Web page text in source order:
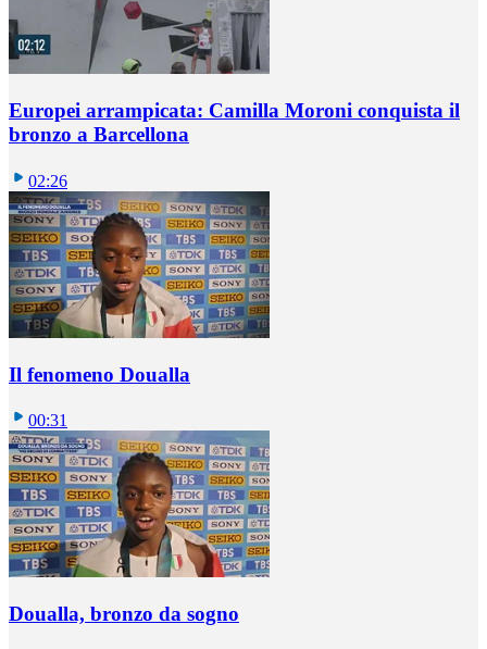
Europei arrampicata: Camilla Moroni conquista il
bronzo a Barcellona
02:26
Il fenomeno Doualla
00:31
Doualla, bronzo da sogno